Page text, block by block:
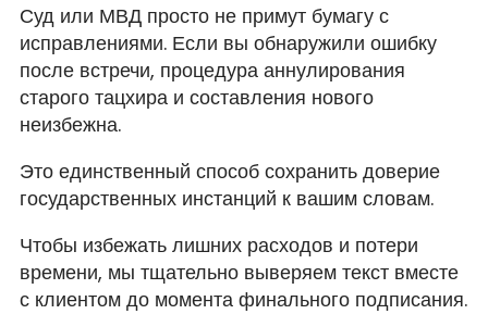
Суд или МВД просто не примут бумагу с
исправлениями. Если вы обнаружили ошибку
после встречи, процедура аннулирования
старого тацхира и составления нового
неизбежна.
Это единственный способ сохранить доверие
государственных инстанций к вашим словам.
Чтобы избежать лишних расходов и потери
времени, мы тщательно выверяем текст вместе
с клиентом до момента финального подписания.